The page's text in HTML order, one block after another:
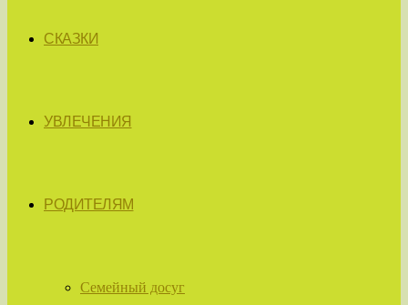
СКАЗКИ
УВЛЕЧЕНИЯ
РОДИТЕЛЯМ
Семейный досуг